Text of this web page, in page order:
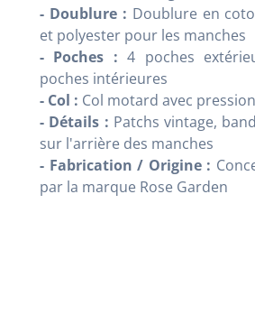
- Doublure : Doublure en
et polyester pour les manches
- Poches : 4 poches
poches intérieures
- Col : Col motard avec pression
- Détails : Patchs vintage,
sur l'arrière des manches
- Fabrication / Origine :
par la marque Rose Garden